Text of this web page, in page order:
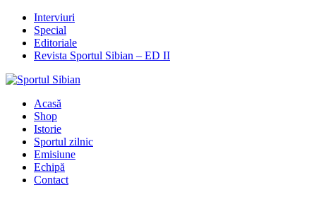
Interviuri
Special
Editoriale
Revista Sportul Sibian – ED II
Acasă
Shop
Istorie
Sportul zilnic
Emisiune
Echipă
Contact